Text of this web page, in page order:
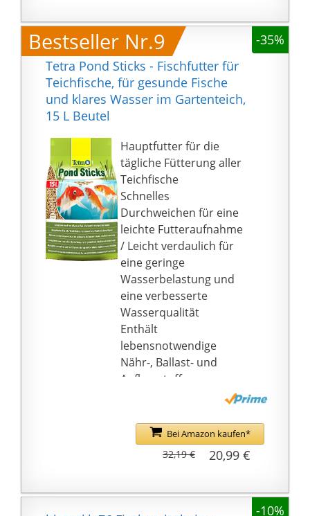
versorgen die Fische
mit gesunden,
pflanzlichen
Nährstoffen
Besonders geeignet für
kleine, junge und
leichte Futteraufnahme
und die hohe
Verdaulichkeit sorgen
für eine gute
Wasserqualität
Die
wiederverschließbare
Dose schützt das Futter
gegen schädliche
Einflüsse wie
Sonnenlicht, Luft und
Feuchtigkeit - so
werden die wichtigen
Inhaltsstoffe geschont
Bestseller Nr.9
-35%
Tetra Pond Sticks - Fischfutter für
Teichfische, für gesunde Fische
und klares Wasser im Gartenteich,
15 L Beutel
Hauptfutter für die
tägliche Fütterung aller
Teichfische
Schnelles
Durchweichen für eine
leichte Futteraufnahme
/ Leicht verdaulich für
eine geringe
Wasserbelastung und
eine verbesserte
Wasserqualität
Enthält
lebensnotwendige
Nähr-, Ballast- und
Aufbaustoffe,
Carotinoide
Für eine ausgewogene
Ernährung, gesundes
Widerstandskraft
Der
Bei Amazon kaufen*
20,99 €
32,19 €
-10%